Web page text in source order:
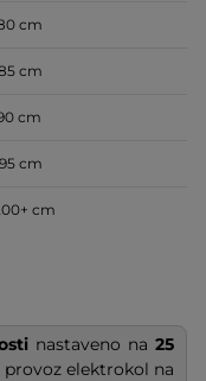
cm
cm
cm
cm
cm
nastaveno na 25
elektrokol na